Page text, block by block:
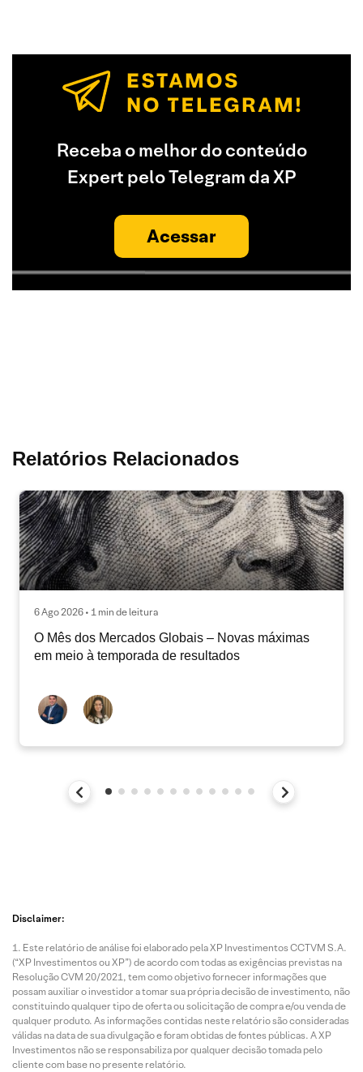
Receba o melhor do conteúdo
Expert pelo Telegram da XP
Acessar
Relatórios Relacionados
6 Ago 2026 • 1 min de leitura
O Mês dos Mercados Globais – Novas máximas
em meio à temporada de resultados
Disclaimer:
Este relatório de análise foi elaborado pela XP Investimentos CCTVM S.A.
(“XP Investimentos ou XP”) de acordo com todas as exigências previstas na
Resolução CVM 20/2021, tem como objetivo fornecer informações que
possam auxiliar o investidor a tomar sua própria decisão de investimento, não
constituindo qualquer tipo de oferta ou solicitação de compra e/ou venda de
qualquer produto. As informações contidas neste relatório são consideradas
válidas na data de sua divulgação e foram obtidas de fontes públicas. A XP
Investimentos não se responsabiliza por qualquer decisão tomada pelo
cliente com base no presente relatório.